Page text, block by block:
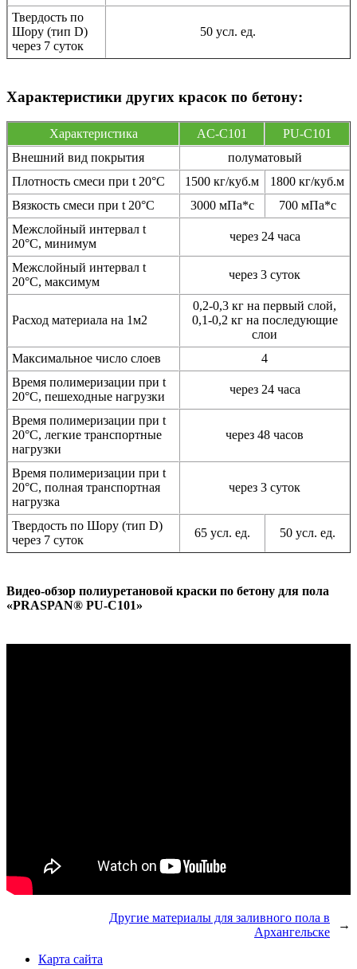
Твердость по
Шору (тип D)
через 7 суток
50 усл. ед.
Характеристики других красок по бетону:
Характеристика AC-C101
PU-C101
Внешний вид покрытия
полуматовый
Плотность смеси при t 20°C
1500 кг/куб.м
1800 кг/куб.м
Вязкость смеси при t 20°С
3000 мПа*с
700 мПа*с
Межслойный интервал t
20°С, минимум
через 24 часа
Межслойный интервал t
20°С, максимум
через 3 суток
Расход материала на 1м2
0,2-0,3 кг на первый слой,
0,1-0,2 кг на последующие
слои
Максимальное число слоев
4
Время полимеризации при t
20°C, пешеходные нагрузки
через 24 часа
Время полимеризации при t
20°C, легкие транспортные
нагрузки
через 48 часов
Время полимеризации при t
20°C, полная транспортная
нагрузка
через 3 суток
Твердость по Шору (тип D)
через 7 суток
65 усл. ед. 50 усл. ед.
Видео-обзор полиуретановой краски по бетону для пола
«PRASPAN® PU-C101»
Другие материалы для заливного пола в
Архангельске
→
Карта сайта